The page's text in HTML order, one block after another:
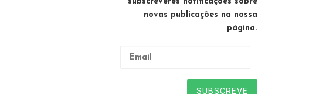
novas publicações na nossa
página.
SUBSCREVE